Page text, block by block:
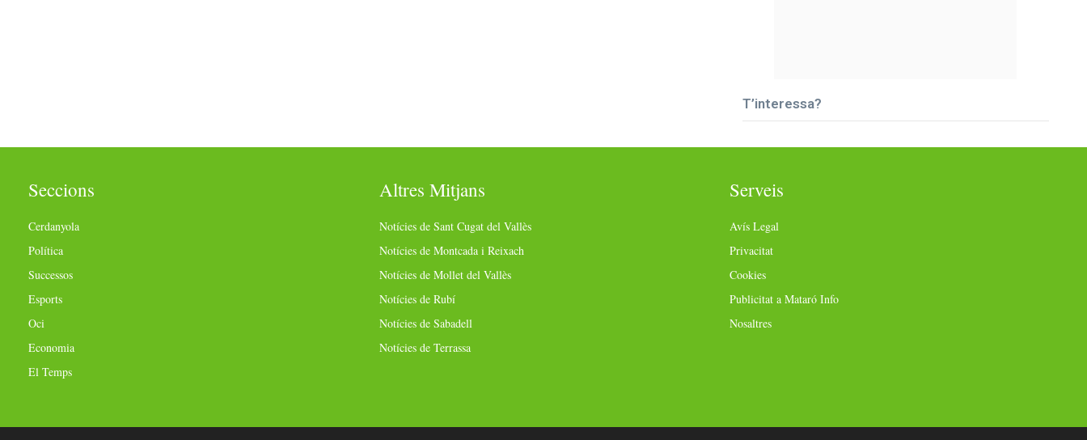
T’interessa?
Seccions
Cerdanyola
Política
Successos
Esports
Oci
Economia
El Temps
Altres Mitjans
Notícies de Sant Cugat del Vallès
Notícies de Montcada i Reixach
Notícies de Mollet del Vallès
Notícies de Rubí
Notícies de Sabadell
Notícies de Terrassa
Serveis
Avís Legal
Privacitat
Cookies
Publicitat a Mataró Info
Nosaltres